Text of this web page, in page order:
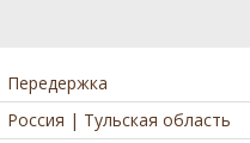
Передержка
Россия | Тульская область